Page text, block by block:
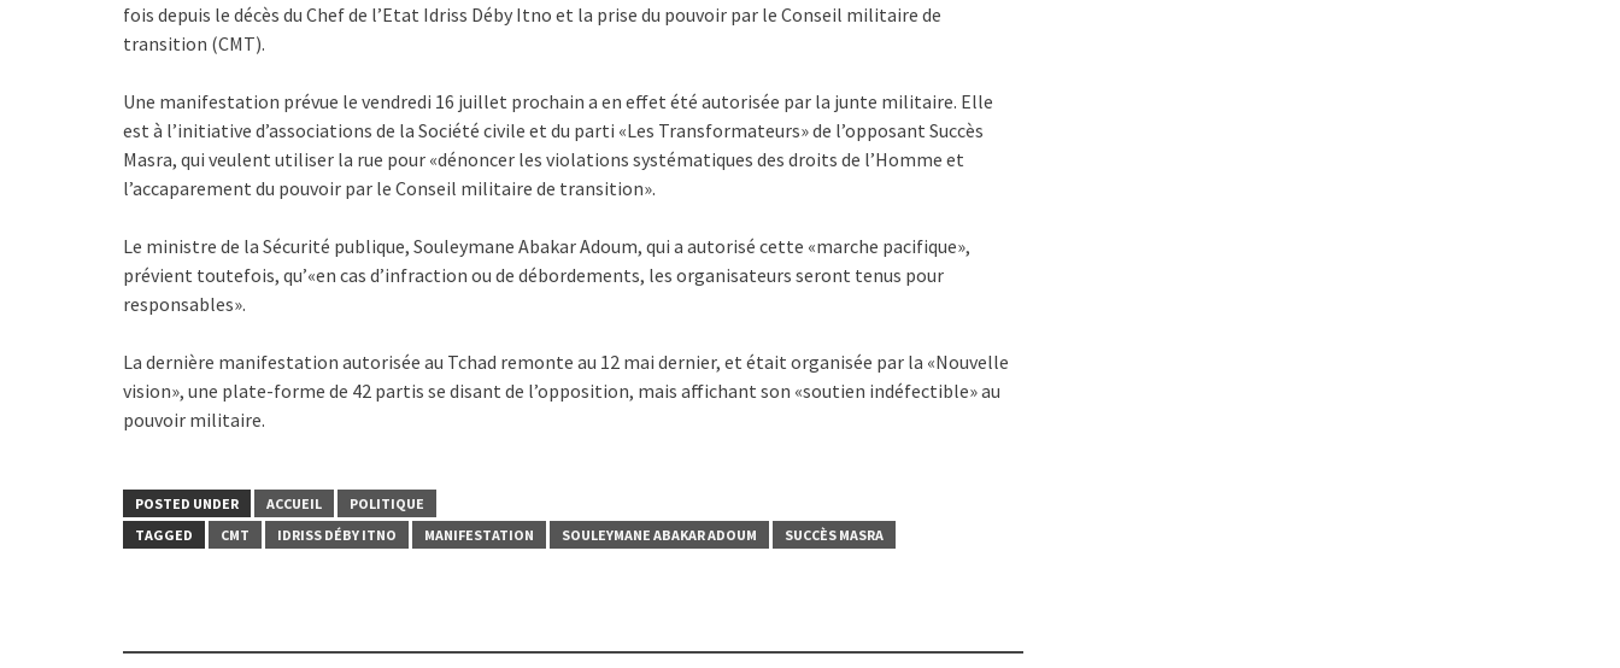
fois depuis le décès du Chef de l’Etat Idriss Déby Itno et la prise du pouvoir par le Conseil militaire de
transition (CMT).
Une manifestation prévue le vendredi 16 juillet prochain a en effet été autorisée par la junte militaire. Elle
est à l’initiative d’associations de la Société civile et du parti «Les Transformateurs» de l’opposant Succès
Masra, qui veulent utiliser la rue pour «dénoncer les violations systématiques des droits de l’Homme et
l’accaparement du pouvoir par le Conseil militaire de transition».
Le ministre de la Sécurité publique, Souleymane Abakar Adoum, qui a autorisé cette «marche pacifique»,
prévient toutefois, qu’«en cas d’infraction ou de débordements, les organisateurs seront tenus pour
responsables».
La dernière manifestation autorisée au Tchad remonte au 12 mai dernier, et était organisée par la «Nouvelle
vision», une plate-forme de 42 partis se disant de l’opposition, mais affichant son «soutien indéfectible» au
pouvoir militaire.
POSTED UNDER ACCUEIL
POLITIQUE
TAGGED
CMT IDRISS DÉBY ITNO MANIFESTATION SOULEYMANE ABAKAR ADOUM SUCCÈS MASRA